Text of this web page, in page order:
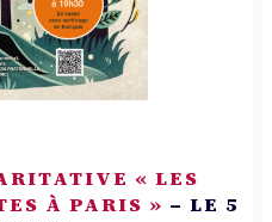
« LES
À PARIS » – LE 5